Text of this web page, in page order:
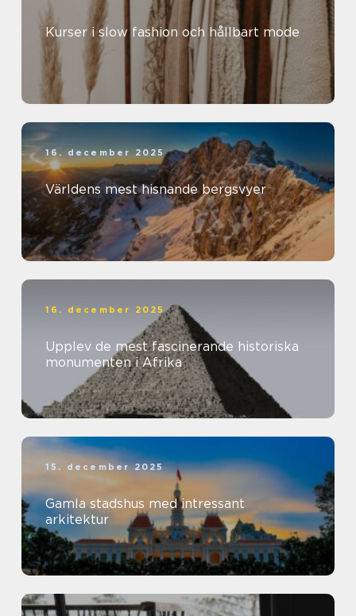
Kurser i slow fashion och hållbart mode
16. december 2025
Världens mest hisnande bergsvyer
16. december 2025
Upplev de mest fascinerande historiska
monumenten i Afrika
15. december 2025
Gamla stadshus med intressant
arkitektur